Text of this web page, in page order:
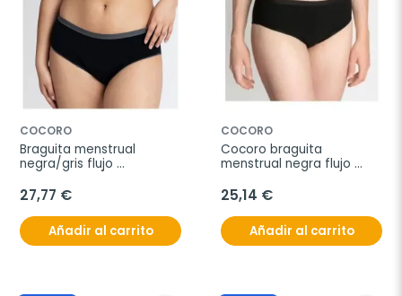
COCORO
Braguita menstrual
negra/gris flujo
27,77 €
Añadir al carrito
COCORO
Cocoro braguita
menstrual negra flujo
25,14 €
Añadir al carrito